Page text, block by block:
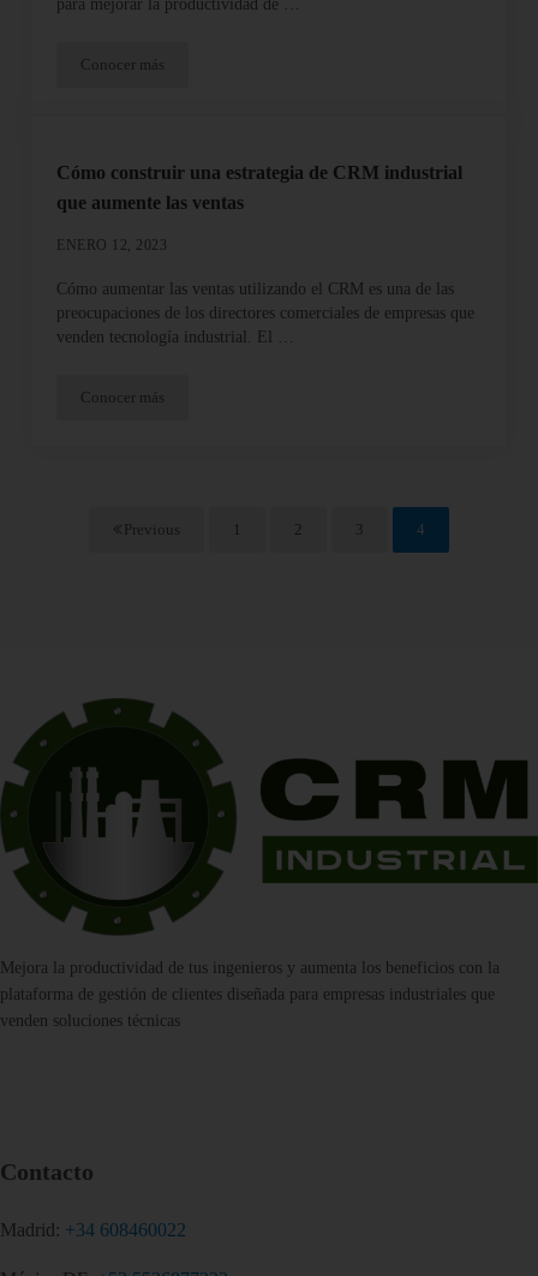
para mejorar la productividad de …
Conocer más13 formas de mejorar la productividad de los vendedores con
Cómo construir una estrategia de CRM industrial
que aumente las ventas
ENERO 12, 2023
Cómo aumentar las ventas utilizando el CRM es una de las
preocupaciones de los directores comerciales de empresas que
venden tecnología industrial. El …
Conocer másCómo construir una estrategia de CRM industrial que aumente
Previous Página Página
2 Página
3 Página
4
Mejora la productividad de tus ingenieros y aumenta los beneficios con la
plataforma de gestión de clientes diseñada para empresas industriales que
venden soluciones técnicas
Contacto
Madrid: +34 608460022